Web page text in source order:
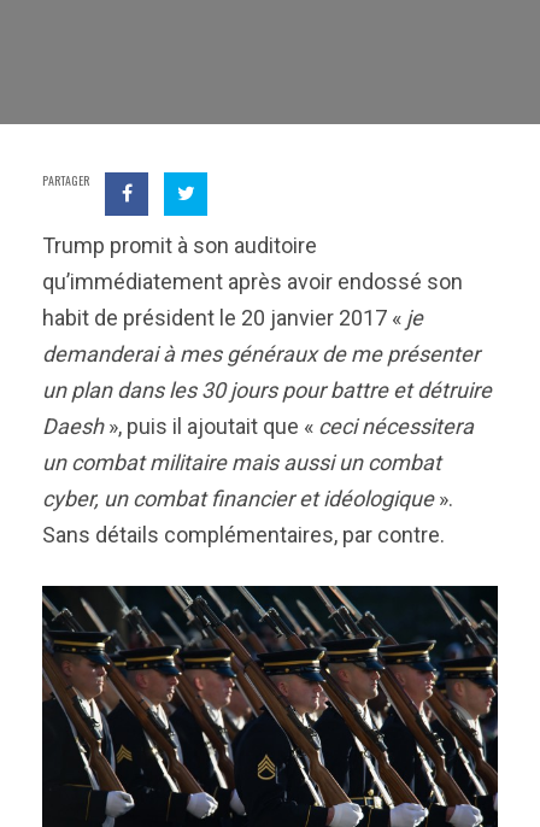
PARTAGER
Trump promit à son auditoire
qu’immédiatement après avoir endossé son
habit de président le 20 janvier 2017 « je
demanderai à mes généraux de me présenter
un plan dans les 30 jours pour battre et détruire
Daesh», puis il ajoutait que « cecinécessitera
un combat militaire mais aussi un combat
cyber, un combat financier et idéologique».
Sans détails complémentaires, par contre.